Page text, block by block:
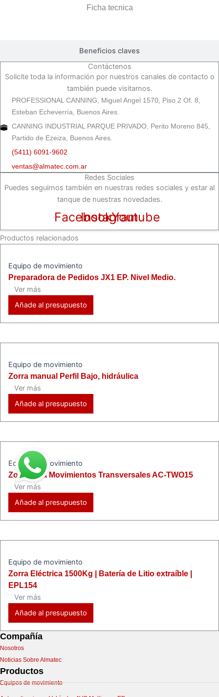
Ficha tecnica
Beneficios claves
Contáctenos
Solicite toda la información por nuestros canales de contacto o
también puede visitarnos.
PROFESSIONAL CANNING, Miguel Angel 1570, Piso 2 Of. 8,
Esteban Echeverría, Buenos Aires.
CANNING INDUSTRIAL PARQUE PRIVADO, Perito Moreno 845,
Partido de Ezeiza, Buenos Aires.
(5411) 6091-9602
ventas@almatec.com.ar
Redes Sociales
Puedes seguirnos también en nuestras redes sociales y estar al
tanque de nuestras novedades.
Facebook
Instagram
Youtube
Productos relacionados
Equipo de movimiento
Preparadora de Pedidos JX1 EP. Nivel Medio.
Ver más
Añade al presupuesto
Equipo de movimiento
Zorra manual Perfil Bajo, hidráulica
Ver más
Añade al presupuesto
Equipo de movimiento
Zorra para Movimientos Transversales AC-TWO15
Ver más
Añade al presupuesto
Equipo de movimiento
Zorra Eléctrica 1500Kg | Batería de Litio extraíble |
EPL154
Ver más
Añade al presupuesto
Compañía
Nosotros
Noticias Sobre Almatec
Productos
Equipos de movimiento